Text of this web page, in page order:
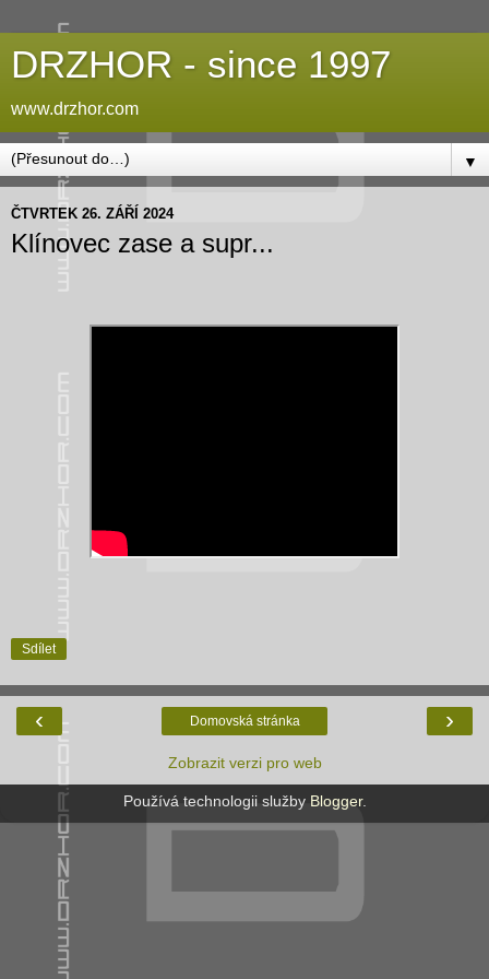
DRZHOR - since 1997
www.drzhor.com
▼
ČTVRTEK 26. ZÁŘÍ 2024
Klínovec zase a supr...
Sdílet
‹ ›
Domovská stránka
Zobrazit verzi pro web
Používá technologii služby Blogger.